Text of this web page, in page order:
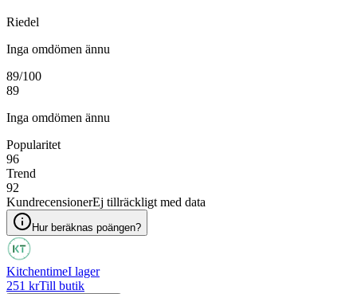
Riedel
Inga omdömen ännu
89/100
89
Inga omdömen ännu
Popularitet
96
Trend
92
KundrecensionerEj tillräckligt med data
Hur beräknas poängen?
KitchentimeI lager
251 krTill butik